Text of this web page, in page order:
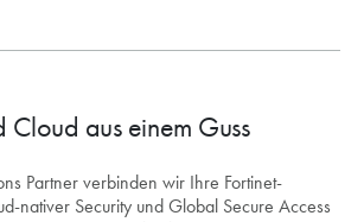
Cloud aus einem Guss
Partner verbinden wir Ihre Fortinet-
nativer Security und Global Secure Access